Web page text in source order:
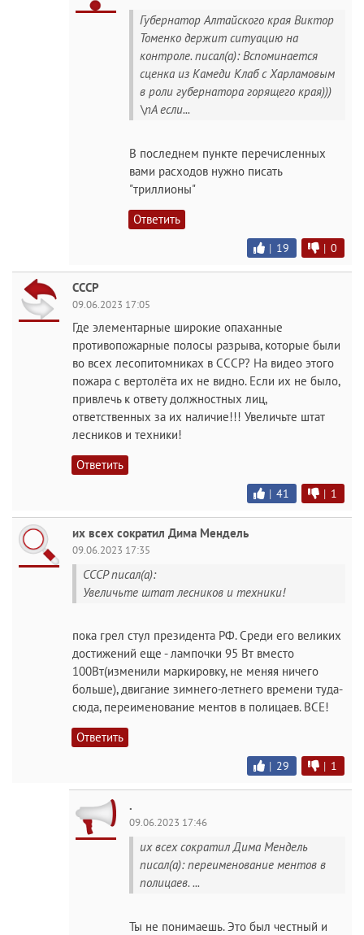
Губернатор Алтайского края Виктор
Томенко держит ситуацию на
контроле. писал(а): Вспоминается
сценка из Камеди Клаб с Харламовым
в роли губернатора горящего края)))
\nА если...
В последнем пункте перечисленных
вами расходов нужно писать
"триллионы"
Ответить
| 19 | 0
СССР
09.06.2023 17:05
Где элементарные широкие опаханные
противопожарные полосы разрыва, которые были
во всех лесопитомниках в СССР? На видео этого
пожара с вертолёта их не видно. Если их не было,
привлечь к ответу должностных лиц,
ответственных за их наличие!!! Увеличьте штат
лесников и техники!
Ответить
| 41 | 1
их всех сократил Дима Мендель
09.06.2023 17:35
СССР писал(а):
Увеличьте штат лесников и техники!
пока грел стул президента РФ. Среди его великих
достижений еще - лампочки 95 Вт вместо
100Вт(изменили маркировку, не меняя ничего
больше), двигание зимнего-летнего времени туда-
сюда, переименование ментов в полицаев. ВСЕ!
Ответить
| 29 | 1
.
09.06.2023 17:46
их всех сократил Дима Мендель
писал(а): переименование ментов в
полицаев. ...
Ты не понимаешь. Это был честный и